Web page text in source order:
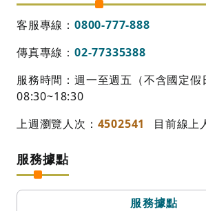
客服專線： 0800-777-888
傳真專線： 02-77335388
服務時間：週一至週五（不含國定假
08:30~18:30
上週瀏覽人次： 4502541 目前線上
服務據點
服務據點